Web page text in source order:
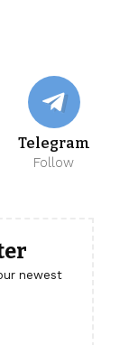
Telegram
Follow
newest